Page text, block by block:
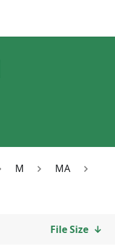
M
MA
File Size ↓